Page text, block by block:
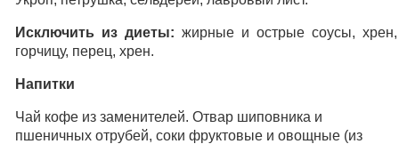
Исключить из диеты: жирные и острые соусы, хрен,
горчицу, перец, хрен.
Напитки
Чай кофе из заменителей. Отвар шиповника и
пшеничных отрубей, соки фруктовые и овощные (из